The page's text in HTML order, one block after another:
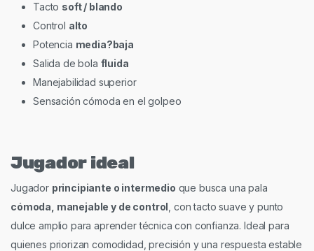
Tacto soft / blando
Control alto
Potencia media?baja
Salida de bola fluida
Manejabilidad superior
Sensación cómoda en el golpeo
Jugador ideal
Jugador principiante o intermedio que busca una pala
cómoda, manejable y de control , con tacto suave y punto
dulce amplio para aprender técnica con confianza. Ideal para
quienes priorizan comodidad, precisión y una respuesta estable